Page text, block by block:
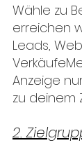
Wähle zu
erreichen
Leads,
Anzeige
zu deinem
2.